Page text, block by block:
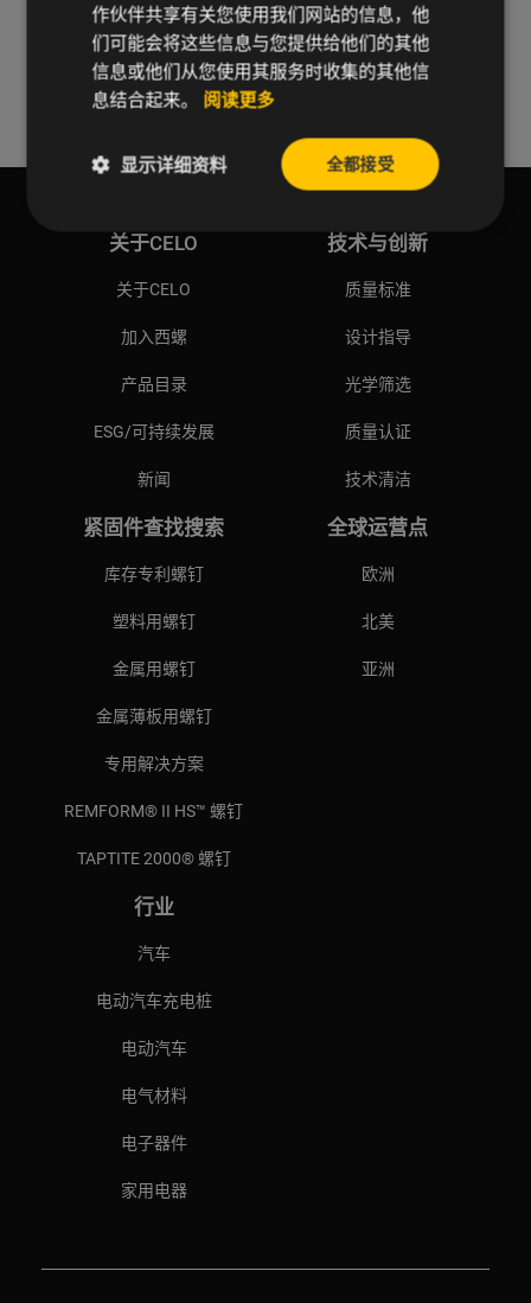
关注我们
关于CELO
关于CELO
加入西螺
产品目录
ESG/可持续发展
新闻
紧固件查找搜索
库存专利螺钉
塑料用螺钉
金属用螺钉
金属薄板用螺钉
专用解决方案
REMFORM® II HS™ 螺钉
TAPTITE 2000® 螺钉
行业
汽车
电动汽车充电桩
电动汽车
电气材料
电子器件
家用电器
技术与创新
质量标准
设计指导
光学筛选
质量认证
技术清洁
全球运营点
欧洲
北美
亚洲
作伙伴共享有关您使用我们网站的信息，他
们可能会将这些信息与您提供给他们的其他
信息或他们从您使用其服务时收集的其他信
息结合起来。 阅读更多
全都接受
显示详细资料